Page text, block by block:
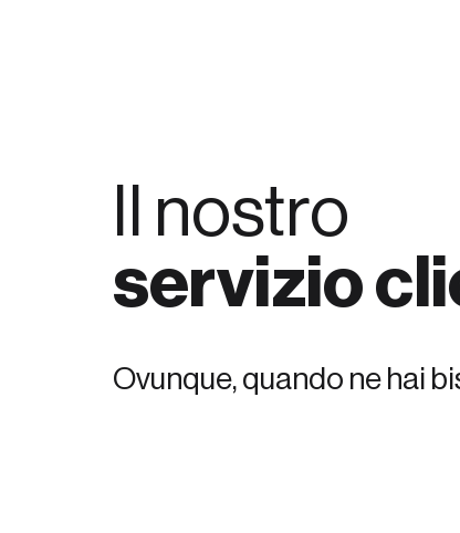
Il nostro
servizio
Ovunque, quando ne hai